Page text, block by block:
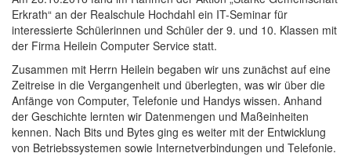
Erkrath“ an der Realschule Hochdahl ein IT-Seminar für
interessierte Schülerinnen und Schüler der 9. und 10. Klassen mit
der Firma Heilein Computer Service statt.
Zusammen mit Herrn Heilein begaben wir uns zunächst auf eine
Zeitreise in die Vergangenheit und überlegten, was wir über die
Anfänge von Computer, Telefonie und Handys wissen. Anhand
der Geschichte lernten wir Datenmengen und Maßeinheiten
kennen. Nach Bits und Bytes ging es weiter mit der Entwicklung
von Betriebssystemen sowie Internetverbindungen und Telefonie.